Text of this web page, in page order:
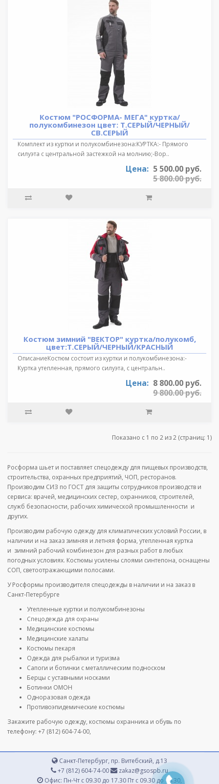
Костюм "РОСФОРМА- МЕГА" куртка/
полукомбинезон цвет: Т.СЕРЫЙ/ЧЕРНЫЙ/
СВ.СЕРЫЙ
Комплект из куртки и полукомбинезона:КУРТКА:- Прямого
силуэта с центральной застежкой на молнию;-Вор..
Цена: 5 500.00 руб.
5 800.00 руб.
Костюм зимний "ВЕКТОР" куртка/полукомб,
цвет:Т.СЕРЫЙ/ЧЕРНЫЙ/КРАСНЫЙ
ОписаниеКостюм состоит из куртки и полукомбинезона:-
Куртка утепленная, прямого силуэта, с центральн..
Цена: 8 800.00 руб.
9 800.00 руб.
Показано с 1 по 2 из 2 (страниц: 1)
Росформа шьет и поставляет спецодежду для пищевых производств,
строительства, охранных предприятий, ЧОП, ресторанов.
Производим СИЗ по ГОСТ для защиты сотрудников производств и
сервиса: врачей, медицинских сестер, охранников, строителей,
служб безопасности, рабочих химической промышленности и
других.
Производим рабочую одежду для климатических условий России, в
наличии и на заказ зимняя и летняя форма, утепленная куртка
и зимний рабочий комбинезон для разных работ в любых
погодных условиях. Костюмы усилены слоями синтепона, оснащены
СОП, светоотражающими полосами.
У Росформы производителя спецодежды в наличии и на заказ в
Санкт-Петербурге
Утепленные куртки и полукомбинезоны
Спецодежда для охраны
Медицинские костюмы
Медицинские халаты
Костюмы пекаря
Одежда для рыбалки и туризма
Сапоги и ботинки с металлическим подноском
Берцы с уставными носками
Ботинки ОМОН
Одноразовая одежда
Противоэпидемические костюмы
Закажите рабочую одежду, костюмы охранника и обувь по
телефону: +7 (812) 604-74-00,
Санкт-Петербург, пр. Витебский, д.13
+7 (812) 604-74-00
zakaz@gsospb.ru
Офис: Пн-Чт с 09.30 до 17.30 Пт с 09.30 до 16.30,